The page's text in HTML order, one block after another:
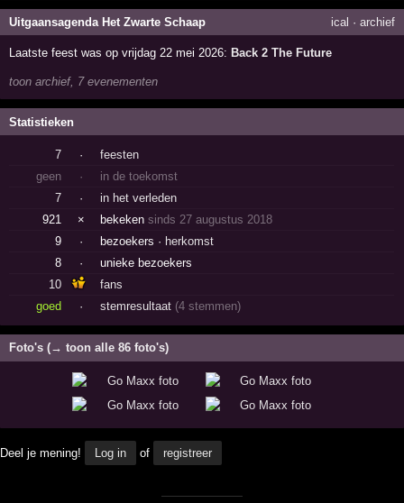
Uitgaansagenda Het Zwarte Schaap ical · archief
Laatste feest was op vrijdag 22 mei 2026: Back 2 The Future
toon archief, 7 evenementen
Statistieken
7 ·
feesten
geen
·
in de toekomst
7
·
in het verleden
921
× bekekensinds 27 augustus 2018
9
· bezoekers · herkomst
8
·
unieke bezoekers
10
fans
goed
· stemresultaat (4 stemmen)
Foto's (→ toon alle 86 foto's)
Deel je mening! Log in of registreer